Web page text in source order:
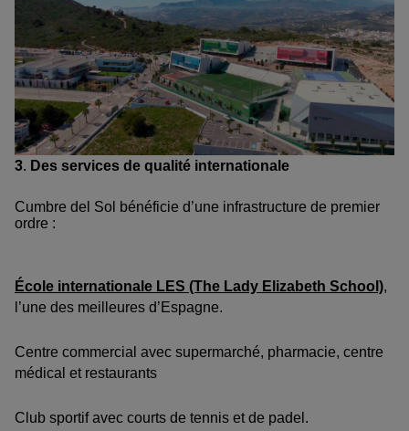
3. Des services de qualité internationale
Cumbre del Sol bénéficie d’une infrastructure de premier
ordre :
École internationale LES (The Lady Elizabeth School),
l’une des meilleures d’Espagne.
Centre commercial avec supermarché, pharmacie, centre
médical et restaurants
Club sportif avec courts de tennis et de padel.